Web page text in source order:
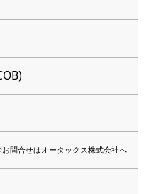
問合せはオータックス株式会社へ